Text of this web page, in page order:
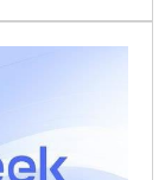
每瓦性能提升
算成本全民
界共同應對